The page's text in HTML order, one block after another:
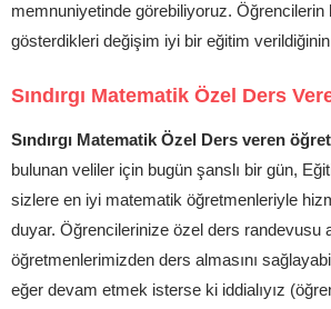
memnuniyetinde görebiliyoruz. Öğrencilerin
gösterdikleri değişim iyi bir eğitim verildiğinin
Sındırgı Matematik Özel Ders
Sındırgı Matematik Özel Ders veren
bulunan veliler için bugün şanslı bir gün,
sizlere en iyi matematik öğretmenleriyle
duyar. Öğrencilerinize özel ders randevusu
öğretmenlerimizden ders almasını
eğer devam etmek isterse ki iddialıyız